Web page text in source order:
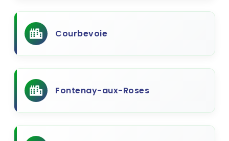
Courbevoie
Fontenay-aux-Roses